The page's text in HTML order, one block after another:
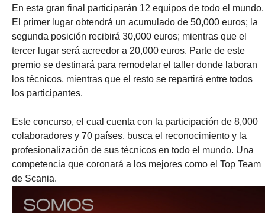
En esta gran final participarán 12 equipos de todo el mundo.
El primer lugar obtendrá un acumulado de 50,000 euros; la
segunda posición recibirá 30,000 euros; mientras que el
tercer lugar será acreedor a 20,000 euros. Parte de este
premio se destinará para remodelar el taller donde laboran
los técnicos, mientras que el resto se repartirá entre todos
los participantes.
Este concurso, el cual cuenta con la participación de 8,000
colaboradores y 70 países, busca el reconocimiento y la
profesionalización de sus técnicos en todo el mundo. Una
competencia que coronará a los mejores como el Top Team
de Scania.